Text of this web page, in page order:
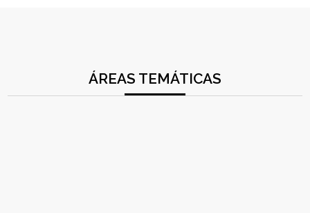
ÁREAS TEMÁTICAS